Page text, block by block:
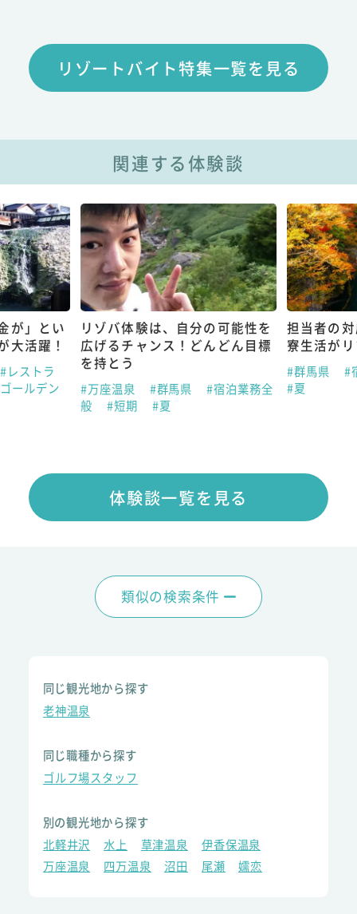
リゾートバイト特集一覧を見る
関連する体験談
が」とい
大活躍！
#レストラ
ールデン
リゾバ体験は、自分の可能性を
広げるチャンス！どんどん目標
を持とう
#万座温泉 #群馬県
#宿泊業務全
般
#短期 #夏
担当者の
寮生活が
#群馬県
#
#夏
体験談一覧を見る
類似の検索条件
同じ観光地から探す
老神温泉
同じ職種から探す
ゴルフ場スタッフ
別の観光地から探す
北軽井沢
水上 草津温泉
伊香保温泉
万座温泉
四万温泉 沼田 尾瀬 嬬恋